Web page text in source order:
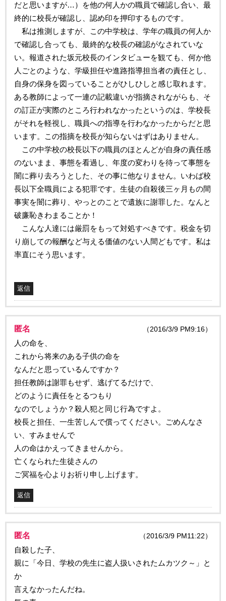
だと思いますが…）を他の何人かの職員で確認し合い、最
終的に校長が確認し、認め印を押印するものです。
私は推測しますが、この中学校は、学年の職員の何人か
で確認し合っても、最終的な校長の確認がなされていな
い。報道された坂元校長のインタビューを観ても、何か他
人ごとのような、学級担任や進路指導担当者の責任とし、
自身の保身を図っていることがひしひしと感じ取れます。
ある教師によって一連の記載違いが指摘されながらも、そ
の訂正が実際のところ行われなかったというのは、学校長
がそれを軽視し、職員への指導を行わなかったからだと思
います。この指摘を校長が知らないはずはありません。
この中学校の校長以下の職員のほとんどが自身の責任感
のないまま、事態を看過し、年度の変わりを待って事態を
闇に葬り去ろうとした、その事に他なりません。いわば校
長以下全職員による犯罪です。生徒の自殺後三ヶ月もの間
事実を闇に葬り、やっとのことで遺族に謝罪した。なんと
破廉恥きわまることか！
こんな人達には厳罰をもって対処すべきです。税金を切
り崩しての報酬など与える価値のない人間どもです。私は
率直にそう思います。
返信
匿名 （2016/3/9 PM9:16）
人の命を、
これから将来のある子供の命を
なんだと思っているんですか？
担任教師は謝罪もせず、逃げてるだけで、
どのように責任をとるつもり
なのでしょうか？殺人犯と同じ行為ですよ。
校長と担任、一生苦しんで償ってください。ごめんなさ
い、すみませんで
人の命はかえってきませんから。
亡くなられた生徒さんの
ご冥福を心よりお祈り申し上げます。
返信
匿名 （2016/3/9 PM11:22）
自殺した子、
親に「今日、学校の先生に盗人扱いされたムカツク～」と
か
言えなかったんだね。